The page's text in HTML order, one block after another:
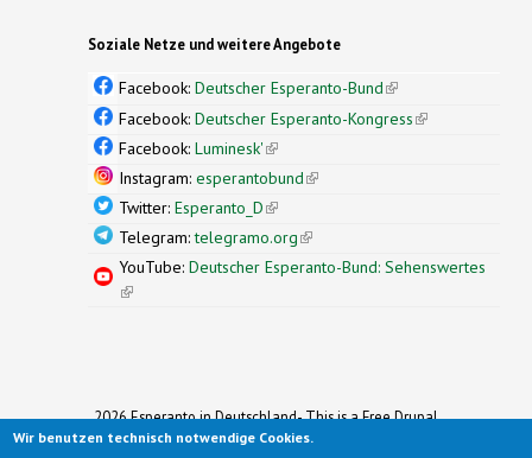
Soziale Netze und weitere Angebote
Facebook: Deutscher Esperanto-Bund(link is
external)
Facebook: Deutscher Esperanto-Kongress(link is
Facebook: Luminesk'(link is external)
Instagram: esperantobund(link is external)
Twitter: Esperanto_D(link is external)
Telegram:telegramo.org(link is external)
YouTube: Deutscher Esperanto-Bund: Sehenswertes
(link is external)
2026 Esperanto in Deutschland- This is a Free Drupal
Theme
Wir benutzen technisch notwendige Cookies.